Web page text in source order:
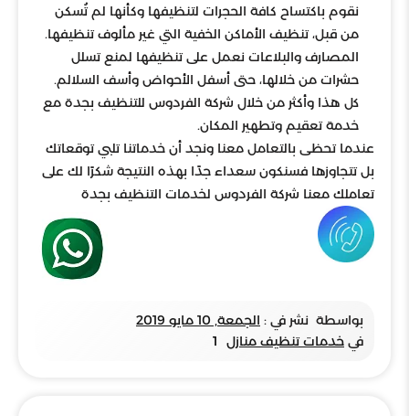
نقوم باكتساح كافة الحجرات لتنظيفها وكأنها لم تُسكن
من قبل، تنظيف الأماكن الخفية التي غير مألوف تنظيفها.
المصارف والبلاعات نعمل على تنظيفها لمنع تسلل
حشرات من خلالها، حتى أسفل الأحواض وأسف السلالم.
كل هذا وأكثر من خلال شركة الفردوس للتنظيف بجدة مع
خدمة تعقيم وتطهير المكان.
عندما تحظى بالتعامل معنا ونجد أن خدماتنا تلبي توقعاتك
بل تتجاوزها فسنكون سعداء جدًا بهذه النتيجة شكرًا لك على
تعاملك معنا شركة الفردوس لخدمات التنظيف بجدة
بواسطة نشر في : الجمعة, 10 مايو 2019
في خدمات تنظيف منازل 1